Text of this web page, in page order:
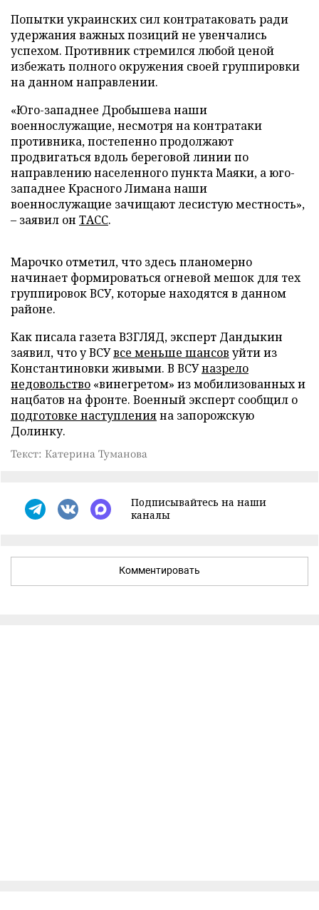
Попытки украинских сил контратаковать ради
удержания важных позиций не увенчались
успехом. Противник стремился любой ценой
избежать полного окружения своей группировки
на данном направлении.
«Юго-западнее Дробышева наши
военнослужащие, несмотря на контратаки
противника, постепенно продолжают
продвигаться вдоль береговой линии по
направлению населенного пункта Маяки, а юго-
западнее Красного Лимана наши
военнослужащие зачищают лесистую местность»,
– заявил он ТАСС.
Марочко отметил, что здесь планомерно
начинает формироваться огневой мешок для тех
группировок ВСУ, которые находятся в данном
районе.
Как писала газета ВЗГЛЯД, эксперт Дандыкин
заявил, что у ВСУвсе меньше шансов уйти из
Константиновки живыми. В ВСУназрело
недовольство «винегретом» из мобилизованных и
нацбатов на фронте. Военный эксперт сообщил о
подготовке наступленияна запорожскую
Долинку.
Текст: Катерина Туманова
Подписывайтесь на наши
каналы
Комментировать